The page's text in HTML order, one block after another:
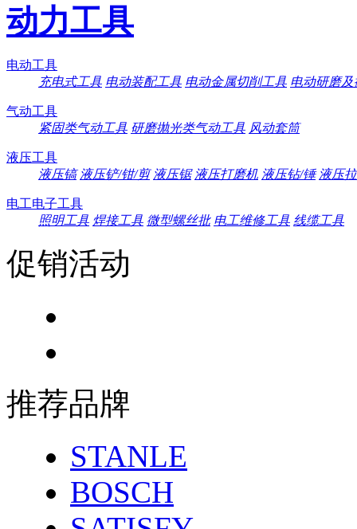
动力工具
电动工具
充电式工具 电动装配工具 电动金属切削工具 电动研磨
气动工具
紧固类气动工具 研磨抛光类气动工具 风动套筒
液压工具
液压镐 液压铲/钳/剪 液压锯 液压打磨机 液压钻/锤 液压
电工电子工具
照明工具 焊接工具 微型螺丝批 电工维修工具 线缆工具
促销活动
推荐品牌
STANLE
BOSCH